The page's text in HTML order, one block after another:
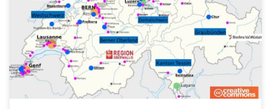
Sommerskifahren ab Region Stalden ideal, da günstige Unterkunft
nähe Zermatt und günstige Unterkünfte Sommerskifahren Schweiz
Hotel Mattertal oder in Brig […]